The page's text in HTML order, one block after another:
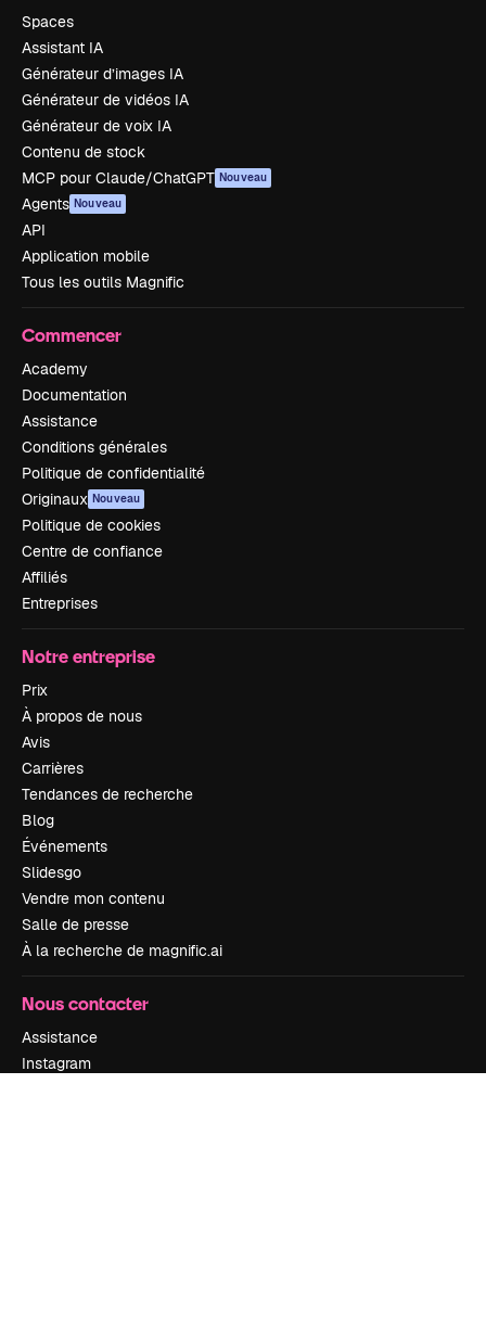
Spaces
Assistant IA
Générateur d’images IA
Générateur de vidéos IA
Générateur de voix IA
Contenu de stock
MCP pour Claude/ChatGPT Nouveau
Agents Nouveau
API
Application mobile
Tous les outils Magnific
Commencer
Academy
Documentation
Assistance
Conditions générales
Politique de confidentialité
Originaux Nouveau
Politique de cookies
Centre de confiance
Affiliés
Entreprises
Notre entreprise
Prix
À propos de nous
Avis
Carrières
Tendances de recherche
Blog
Événements
Slidesgo
Vendre mon contenu
Salle de presse
À la recherche de magnific.ai
Nous contacter
Assistance
Instagram